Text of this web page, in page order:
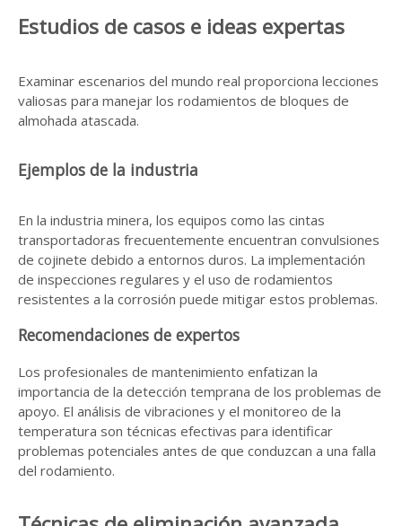
Estudios de casos e ideas expertas
Examinar escenarios del mundo real proporciona lecciones
valiosas para manejar los rodamientos de bloques de
almohada atascada.
Ejemplos de la industria
En la industria minera, los equipos como las cintas
transportadoras frecuentemente encuentran convulsiones
de cojinete debido a entornos duros. La implementación
de inspecciones regulares y el uso de rodamientos
resistentes a la corrosión puede mitigar estos problemas.
Recomendaciones de expertos
Los profesionales de mantenimiento enfatizan la
importancia de la detección temprana de los problemas de
apoyo. El análisis de vibraciones y el monitoreo de la
temperatura son técnicas efectivas para identificar
problemas potenciales antes de que conduzcan a una falla
del rodamiento.